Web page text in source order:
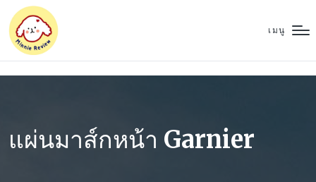
เมนู
แผ่นมาส์กหน้า Garnier